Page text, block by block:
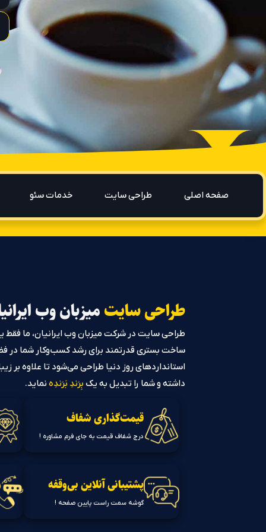
صفحه اصلی طراحی سایت خدمات سئو
طراحی سایتمیزبان وب
طراحی سایت در شرکت میزبان وب ایرانیان، ما
ساخت بستری قدرتمند برای رشد کسب‌وکار شما در
استانداردهای روز دنیا طراحی می‌شود تا علاوه بر
داشته و شما را تبدیل به یک بِرَندِ بَرَندِه نماید.
قیمت‌گذاری شفاف
درج شفاف قیمت به جای فرم مشاوره !
پشتیبانی آنلاین بی‌وقفه
گوشه سمت راست پایین صفحه !